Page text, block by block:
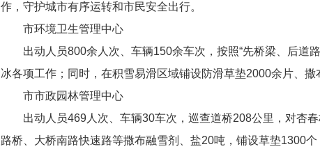
作，守护城市有序运转和市民安全出行。
市环境卫生管理中心
出动人员800余人次、车辆150余车次，按照“先桥梁、后道
冰各项工作；同时，在积雪易滑区域铺设防滑草垫2000余片、撒
市市政园林管理中心
出动人员469人次、车辆30车次，巡查道桥208公里，对杏
路桥、大桥南路快速路等撒布融雪剂、盐20吨，铺设草垫1300